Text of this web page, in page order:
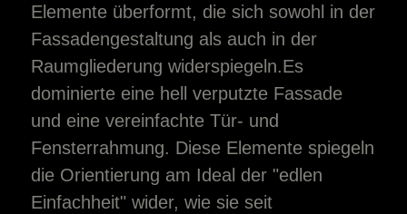
Elemente überformt, die sich sowohl in der
Fassadengestaltung als auch in der
Raumgliederung widerspiegeln.Es
dominierte eine hell verputzte Fassade
und eine vereinfachte Tür- und
Fensterrahmung. Diese Elemente spiegeln
die Orientierung am Ideal der "edlen
Einfachheit" wider, wie sie seit